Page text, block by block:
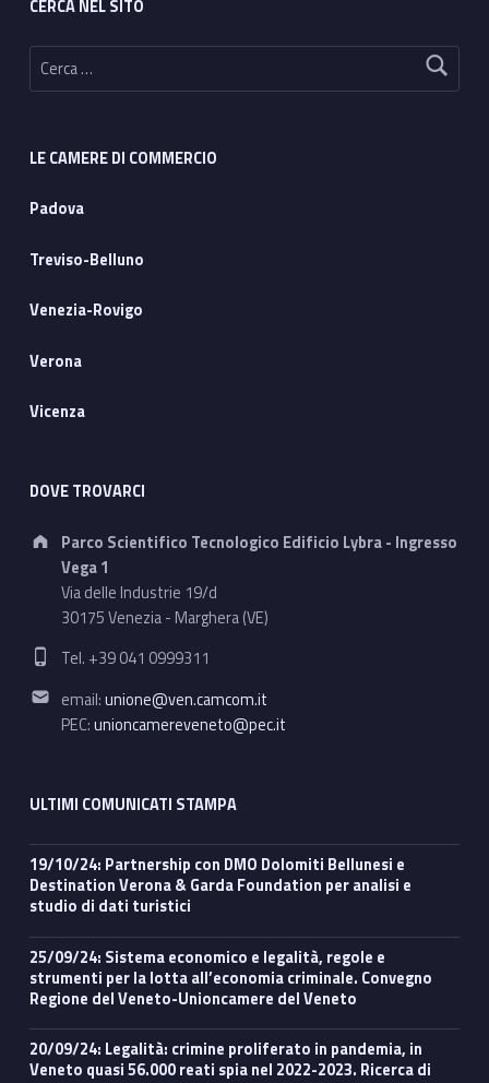
CERCA NEL SITO
Ricerca per:
LE CAMERE DI COMMERCIO
Padova
Treviso-Belluno
Venezia-Rovigo
Verona
Vicenza
DOVE TROVARCI
Address:
Parco Scientifico Tecnologico Edificio Lybra - Ingresso
Vega 1
Via delle Industrie 19/d
30175 Venezia - Marghera (VE)
Phone number:
Tel. +39 041 0999311
Email address:
email:unione@ven.camcom.it
PEC:unioncamereveneto@pec.it
ULTIMI COMUNICATI STAMPA
19/10/24: Partnership con DMO Dolomiti Bellunesi e
Destination Verona & Garda Foundation per analisi e
studio di dati turistici
25/09/24: Sistema economico e legalità, regole e
strumenti per la lotta all’economia criminale. Convegno
Regione del Veneto-Unioncamere del Veneto
20/09/24: Legalità: crimine proliferato in pandemia, in
Veneto quasi 56.000 reati spia nel 2022-2023. Ricerca di